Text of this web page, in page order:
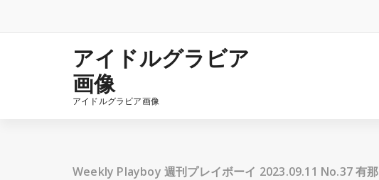
テ
アイドルグラビア
画像
アイドルグラビア画像
Weekly Playboy 週刊プレイボーイ 2023.09.11 No.37 有那